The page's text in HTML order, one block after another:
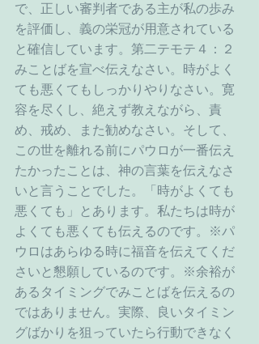
で、正しい審判者である主が私の歩み
を評価し、義の栄冠が用意されている
と確信しています。第二テモテ４：２
みことばを宣べ伝えなさい。時がよく
ても悪くてもしっかりやりなさい。寛
容を尽くし、絶えず教えながら、責
め、戒め、また勧めなさい。そして、
この世を離れる前にパウロが一番伝え
たかったことは、神の言葉を伝えなさ
いと言うことでした。「時がよくても
悪くても」とあります。私たちは時が
よくても悪くても伝えるのです。※パ
ウロはあらゆる時に福音を伝えてくだ
さいと懇願しているのです。※余裕が
あるタイミングでみことばを伝えるの
ではありません。実際、良いタイミン
グばかりを狙っていたら行動できなく